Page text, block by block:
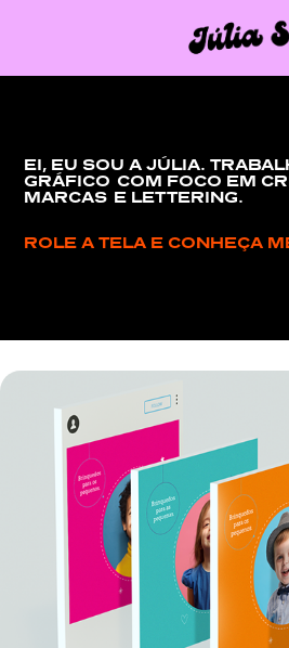
EI, EU SOU A JÚLIA.
GRÁFICO COM FOCO EM
MARCAS E LETTERING.
ROLE A TELA E CONHEÇA
SOCIAL MEDIA •